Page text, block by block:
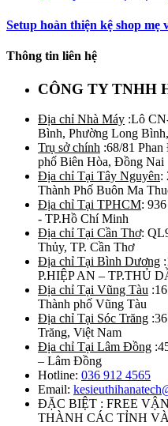
Setup hoàn thiện kệ shop mẹ
Thông tin liên hệ
CÔNG TY TNHH
Địa chỉ Nhà Máy :Lô
Bình, Phường Long
Trụ sở chính :68/81
phố Biên Hòa, Đồng Nai
Địa chỉ Tại Tây Nguyên:
Thành Phố Buôn Ma
Địa chỉ Tại TPHCM:
- TP.Hồ Chí Minh
Địa chỉ Tại Cần Thơ:
Thủy, TP. Cần Thơ
Địa chỉ Tại Bình Dương
P.HIỆP AN – TP.THỦ
Địa chỉ Tại Vũng Tàu
Thành phố Vũng Tàu
Địa chỉ Tại Sóc Trăng
Trăng, Việt Nam
Địa chỉ Tại Lâm Đồng
– Lâm Đồng
Hotline: 036 912 4565
Email:
ĐẶC BIỆT : FREE
THÀNH CÁC TỈNH